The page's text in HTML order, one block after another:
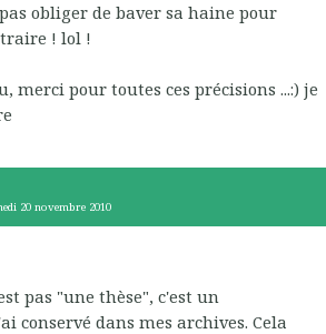
obliger de baver sa haine pour
! lol !
merci pour toutes ces précisions ...:) je
20 novembre 2010
pas "une thèse", c'est un
conservé dans mes archives. Cela